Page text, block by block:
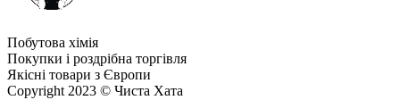
Побутова хімія
Покупки і роздрібна торгівля
Якісні товари з Європи
Copyright 2023 © Чиста Хата